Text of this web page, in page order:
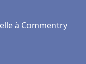
à Commentry